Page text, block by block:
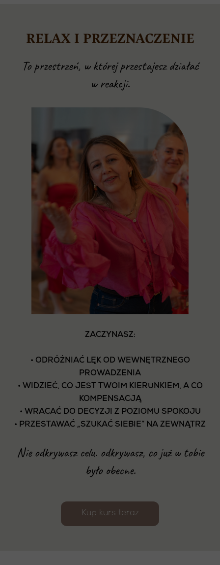
Kup kurs teraz
RELAX I PRZEZNACZENIE
To przestrzeń, w której przestajesz działać
w reakcji.
Nie odkrywasz celu. odkrywasz, co już w tobie
było obecne.
ZACZYNASZ:
• ODRÓŻNIAĆ LĘK OD WEWNĘTRZNEGO
PROWADZENIA
• WIDZIEĆ, CO JEST TWOIM KIERUNKIEM, A CO
KOMPENSACJĄ
• WRACAĆ DO DECYZJI Z POZIOMU SPOKOJU
• PRZESTAWAĆ „SZUKAĆ SIEBIE” NA ZEWNĄTRZ